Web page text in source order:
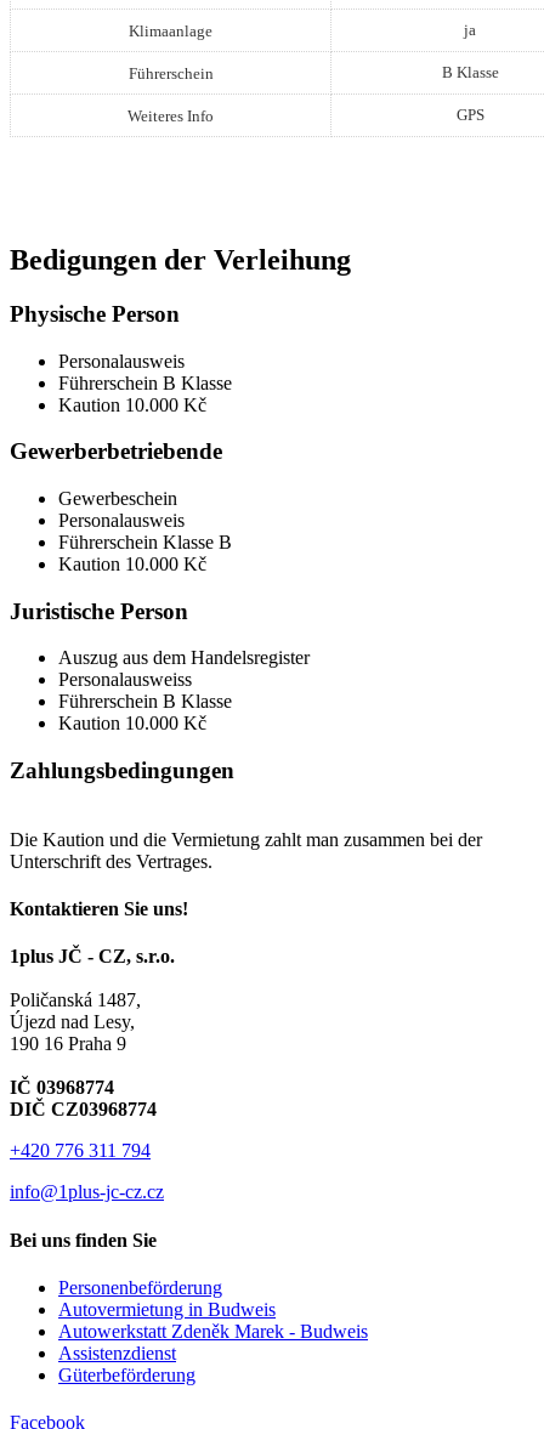
Klimaanlage ja
Führerschein B Klasse
Weiteres Info GPS
Bedigungen der Verleihung
Physische Person
Personalausweis
Führerschein B Klasse
Kaution 10.000 Kč
Gewerberbetriebende
Gewerbeschein
Personalausweis
Führerschein Klasse B
Kaution 10.000 Kč
Juristische Person
Auszug aus dem Handelsregister
Personalausweiss
Führerschein B Klasse
Kaution 10.000 Kč
Zahlungsbedingungen
Die Kaution und die Vermietung zahlt man zusammen bei der
Unterschrift des Vertrages.
Kontaktieren Sie uns!
1plus JČ - CZ, s.r.o.
Poličanská 1487,
Újezd nad Lesy,
190 16 Praha 9
IČ 03968774
DIČ CZ03968774
+420 776 311 794
info@1plus-jc-cz.cz
Bei uns finden Sie
Personenbeförderung
Autovermietung in Budweis
Autowerkstatt Zdeněk Marek - Budweis
Assistenzdienst
Güterbeförderung
Facebook